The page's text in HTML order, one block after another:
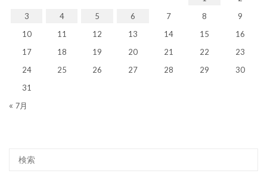
3
4 5 6 7 8
9
10
11 12 13 14 15
16
17
18 19 20 21 22
23
24
25 26 27 28 29
30
31
« 7月